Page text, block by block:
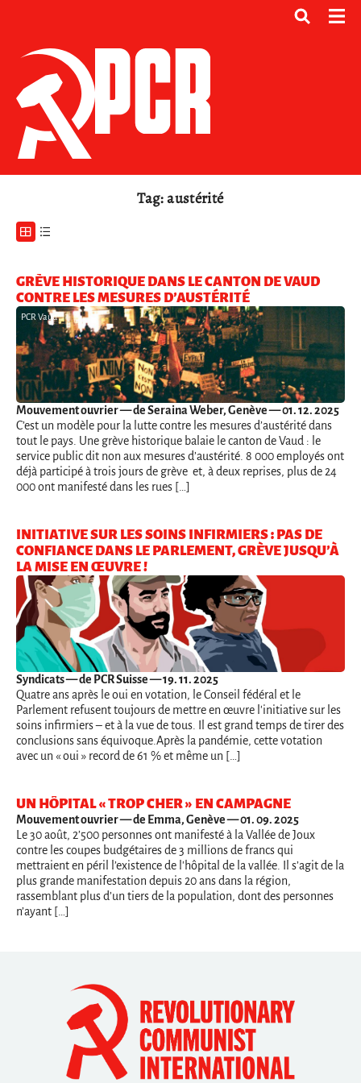
Tag: austérité
GRÈVE HISTORIQUE DANS LE CANTON DE VAUD
CONTRE LES MESURES D’AUSTÉRITÉ
PCR Vaud
Mouvement ouvrier— de Seraina Weber, Genève — 01. 12. 2025
C’est un modèle pour la lutte contre les mesures d’austérité dans
tout le pays. Une grève historique balaie le canton de Vaud : le
service public dit non aux mesures d’austérité. 8 000 employés ont
déjà participé à trois jours de grève et, à deux reprises, plus de 24
000 ont manifesté dans les rues […]
INITIATIVE SUR LES SOINS INFIRMIERS : PAS DE
CONFIANCE DANS LE PARLEMENT, GRÈVE JUSQU’À
LA MISE EN ŒUVRE !
Syndicats— de PCR Suisse — 19. 11. 2025
Quatre ans après le oui en votation, le Conseil fédéral et le
Parlement refusent toujours de mettre en œuvre l'initiative sur les
soins infirmiers – et à la vue de tous. Il est grand temps de tirer des
conclusions sans équivoque.Après la pandémie, cette votation
avec un « oui » record de 61 % et même un […]
UN HÔPITAL « TROP CHER » EN CAMPAGNE
Mouvement ouvrier— de Emma, Genève — 01. 09. 2025
Le 30 août, 2’500 personnes ont manifesté à la Vallée de Joux
contre les coupes budgétaires de 3 millions de francs qui
mettraient en péril l’existence de l'hôpital de la vallée. Il s’agit de la
plus grande manifestation depuis 20 ans dans la région,
rassemblant plus d’un tiers de la population, dont des personnes
n’ayant […]